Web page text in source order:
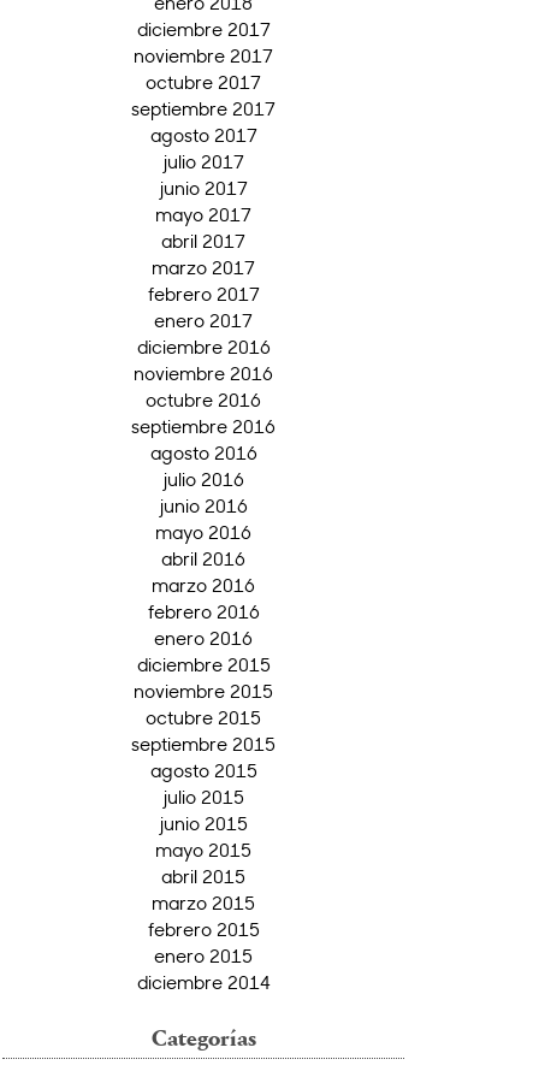
diciembre 2017
noviembre 2017
octubre 2017
septiembre 2017
agosto 2017
julio 2017
junio 2017
mayo 2017
abril 2017
marzo 2017
febrero 2017
enero 2017
diciembre 2016
noviembre 2016
octubre 2016
septiembre 2016
agosto 2016
julio 2016
junio 2016
mayo 2016
abril 2016
marzo 2016
febrero 2016
enero 2016
diciembre 2015
noviembre 2015
octubre 2015
septiembre 2015
agosto 2015
julio 2015
junio 2015
mayo 2015
abril 2015
marzo 2015
febrero 2015
enero 2015
diciembre 2014
Categorías